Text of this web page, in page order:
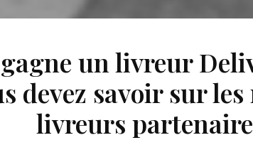
un livreur
devez savoir sur les
livreurs